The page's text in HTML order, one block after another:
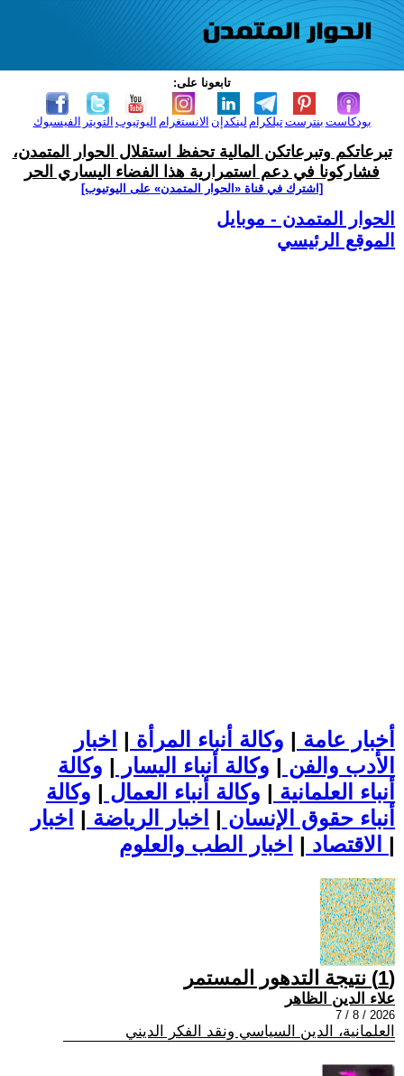
تابعونا على:
الفيسبوك التويتر اليوتيوب الانستغرام لينكدإن تيلكرامبنترست بودكاست
تبرعاتكم وتبرعاتكن المالية تحفظ استقلال الحوار المتمدن،
فشاركونا في دعم استمرارية هذا الفضاء اليساري الحر
[اشترك في قناة ‫«الحوار المتمدن» على اليوتيوب]
الحوار المتمدن - موبايل
الموقع الرئيسي
أخبار عامة | وكالة أنباء المرأة | اخبار
الأدب والفن | وكالة أنباء اليسار | وكالة
أنباء العلمانية | وكالة أنباء العمال | وكالة
أنباء حقوق الإنسان | اخبار الرياضة | اخبار
الاقتصاد | |
(1) نتيجة التدهور المستمر
علاء الدين الظاهر
2026 / 8 / 7
العلمانية، الدين السياسي ونقد الفكر الديني